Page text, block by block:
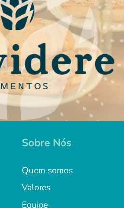
Sobre Nós
Quem somos
Valores
Equipe